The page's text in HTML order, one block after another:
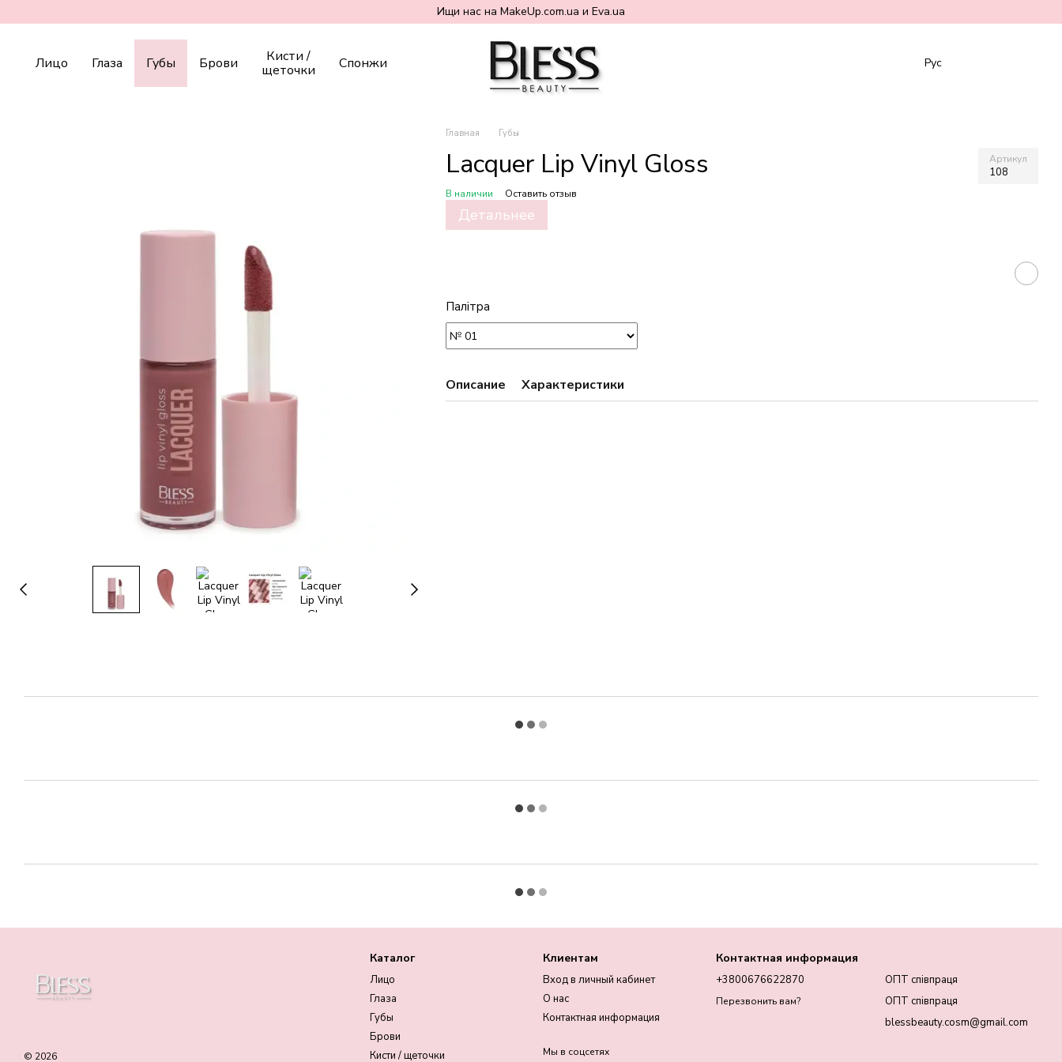
Ищи нас на MakeUp.com.ua и Eva.ua
Лицо Глаза Губы Брови
Кисти /
щеточки
Спонжи Рус
Главная Губы
Lacquer Lip Vinyl Gloss Артикул
108
В наличии Оставить отзыв
Детальнее
Палітра
Описание Характеристики
© 2026
Каталог
Лицо
Глаза
Губы
Брови
Кисти / щеточки
Клиентам
Вход в личный кабинет
О нас
Контактная информация
Мы в соцсетях
Контактная информация
+3800676622870
Перезвонить вам?
ОПТ співпраця
ОПТ співпраця
blessbeauty.cosm@gmail.com